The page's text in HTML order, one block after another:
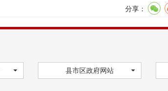
分享：
县市区政府网站